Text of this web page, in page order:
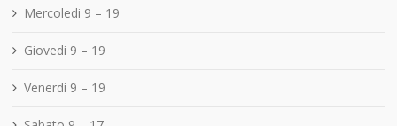
Mercoledi 9 – 19
Giovedi 9 – 19
Venerdi 9 – 19